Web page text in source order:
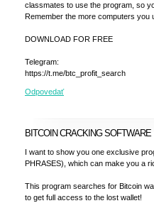
classmates to use the program, so
Remember the more computers you
DOWNLOAD FOR FREE
Telegram:
https://t.me/btc_profit_search
Odpovedať
BITCOIN CRACKING SOFTWARE
I want to show you one exclusive
PHRASES), which can make you a
This program searches for Bitcoin
to get full access to the lost wallet!